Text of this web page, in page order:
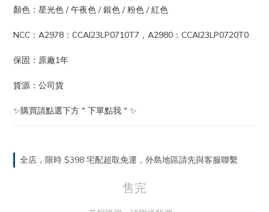
顏色：星光色 / 午夜色 / 銀色 / 粉色 / 紅色
NCC：A2978：CCAI23LP0710T7，A2980：CCAI23LP0720T0
保固：原廠1年
貨源：公司貨
✨購買請點選下方＂下單點我＂✨
全店，限時 $398 宅配超取免運，外島地區請先與客服聯繫
售完